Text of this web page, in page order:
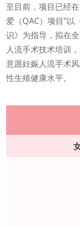
至目前，项目已经
爱（QAC）项目”以
识》为指导，拟在
人流手术技术培训
意愿妊娠人流手术
性生殖健康水平。